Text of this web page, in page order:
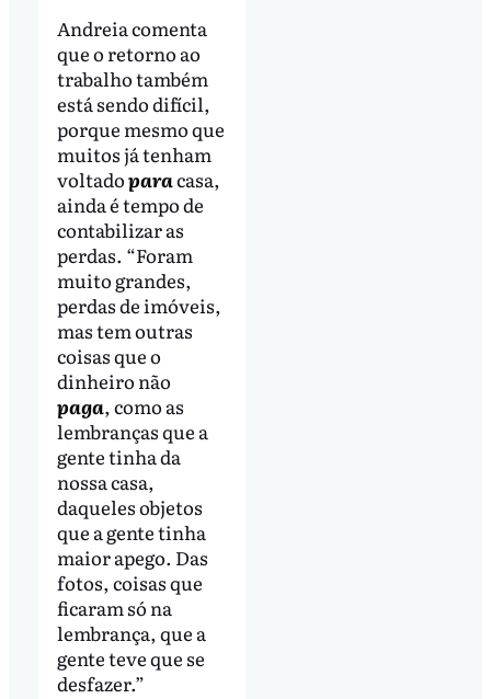
Andreia comenta
que o retorno ao
trabalho também
está sendo difícil,
porque mesmo que
muitos já tenham
voltadoparacasa,
ainda é tempo de
contabilizar as
perdas. “Foram
muito grandes,
perdas de imóveis,
mas tem outras
coisas que o
dinheiro não
paga, como as
lembranças que a
gente tinha da
nossa casa,
daqueles objetos
que a gente tinha
maior apego. Das
fotos, coisas que
ficaram só na
lembrança, que a
gente teve que se
desfazer.”